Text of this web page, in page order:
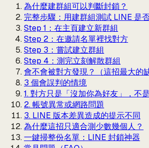
為什麼建群組可以判斷封鎖？
完整步驟：用建群組測試 LINE 是
Step 1：在主頁建立新群組
Step 2：在邀請名單裡找對方
Step 3：嘗試建立群組
Step 4：測完立刻解散群組
會不會被對方發現？（這招最大的
3 個會誤判的情境
1. 對方只是「沒加你為好友」，不
2. 帳號異常或網路問題
3. LINE 版本差異造成的提示不同
為什麼這招只適合測少數幾個人？
一鍵掃整份名單：LINE 封鎖神器